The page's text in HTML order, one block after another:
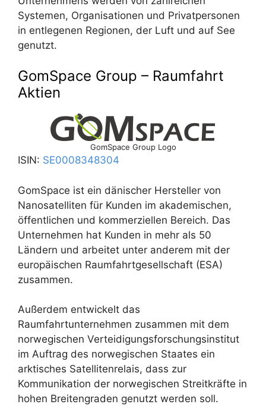
Systemen, Organisationen und Privatpersonen
in entlegenen Regionen, der Luft und auf See
genutzt.
GomSpace Group – Raumfahrt
Aktien
GomSpace Group Logo
ISIN: SE0008348304
GomSpace ist ein dänischer Hersteller von
Nanosatelliten für Kunden im akademischen,
öffentlichen und kommerziellen Bereich. Das
Unternehmen hat Kunden in mehr als 50
Ländern und arbeitet unter anderem mit der
europäischen Raumfahrtgesellschaft (ESA)
zusammen.
Außerdem entwickelt das
Raumfahrtunternehmen zusammen mit dem
norwegischen Verteidigungsforschungsinstitut
im Auftrag des norwegischen Staates ein
arktisches Satellitenrelais, dass zur
Kommunikation der norwegischen Streitkräfte in
hohen Breitengraden genutzt werden soll.